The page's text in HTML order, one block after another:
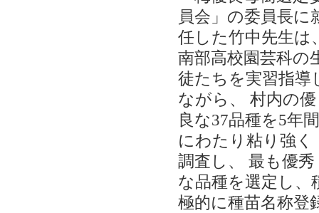
員会」の委員長に
任した竹中先生は
南部高校園芸科の
徒たちを実習指導
ながら、 村内の優
良な37品種を5年間
にわたり粘り強く
調査し、 最も優秀
な品種を選定し、
極的に種苗名称登